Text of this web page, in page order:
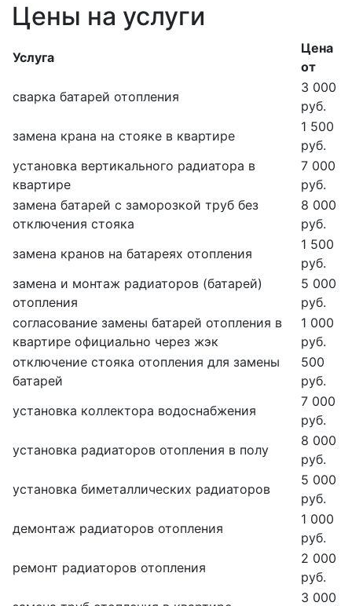
Цены на услуги
Услуга
Цена
от
сварка батарей отопления
3 000
руб.
замена крана на стояке в квартире
1 500
руб.
установка вертикального радиатора в
квартире
7 000
руб.
замена батарей с заморозкой труб без
отключения стояка
8 000
руб.
замена кранов на батареях отопления
1 500
руб.
замена и монтаж радиаторов (батарей)
отопления
5 000
руб.
согласование замены батарей отопления в
квартире официально через жэк
1 000
руб.
отключение стояка отопления для замены
батарей
500
руб.
установка коллектора водоснабжения
7 000
руб.
установка радиаторов отопления в полу
8 000
руб.
установка биметаллических радиаторов
5 000
руб.
демонтаж радиаторов отопления
1 000
руб.
ремонт радиаторов отопления
2 000
руб.
3 000